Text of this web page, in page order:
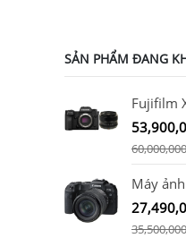
SẢN PHẨM ĐANG
Fujifilm